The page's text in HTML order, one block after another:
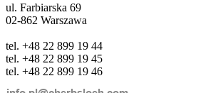
ul. Farbiarska 69
02-862 Warszawa
tel. +48 22 899 19 44
tel. +48 22 899 19 45
tel. +48 22 899 19 46